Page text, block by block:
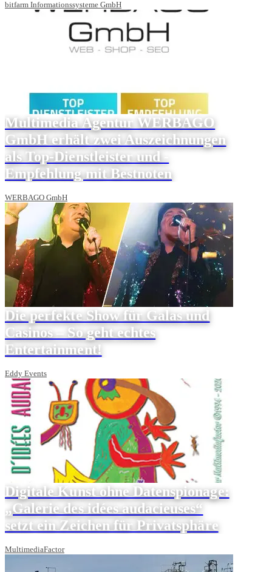
bitfarm Informationssysteme GmbH
Multimedia Agentur WERBAGO
GmbH erhält zwei Auszeichnungen
als Top-Dienstleister und -
Empfehlung mit Bestnoten
WERBAGO GmbH
Die perfekte Show für Galas und
Casinos – So geht echtes
Entertainment!
Eddy Events
Digitale Kunst ohne Datenspionage:
„Galerie des idées audacieuses“
setzt ein Zeichen für Privatsphäre
MultimediaFactor